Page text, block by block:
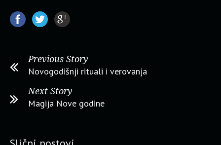
Previous Story
Novogodišnji rituali i verovanja
Next Story
Magija Nove godine